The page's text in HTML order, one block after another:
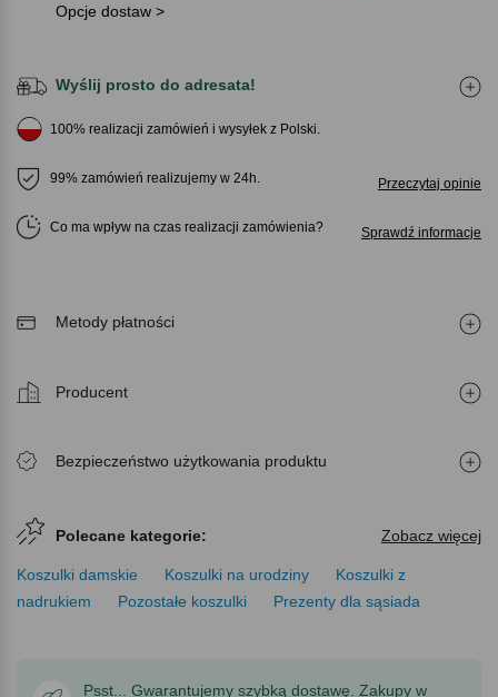
Opcje dostaw >
Wyślij prosto do adresata!
100% realizacji zamówień i wysyłek z Polski.
99% zamówień realizujemy w 24h. Przeczytaj opinie
Co ma wpływ na czas realizacji zamówienia Sprawdź informacje
Metody płatności
Producent
Bezpieczeństwo użytkowania produktu
Polecane kategorie: Zobacz więcej
Koszulki damskie Koszulki na urodziny
Koszulki z
nadrukiem
Pozostałe koszulki Prezenty dla sąsiada
Psst... Gwarantujemy szybką dostawę. Zakupy w